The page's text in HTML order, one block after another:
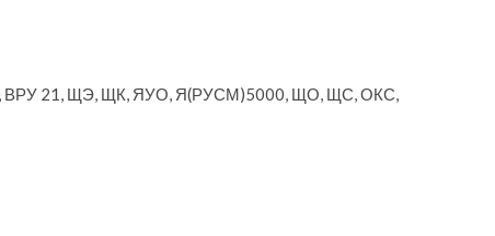
ВРУ 21, ЩЭ, ЩК, ЯУО, Я(РУСМ)5000, ЩО, ЩС, ОКС,